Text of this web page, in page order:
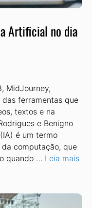
Artificial no dia
MidJourney,
das ferramentas que
textos e na
e Benigno
é um termo
computação, que
quando … Leia mais